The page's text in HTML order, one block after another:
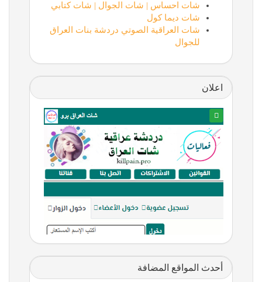
شات احساس | شات الجوال | شات كتابي
شات ديما كول
شات العراقية الصوتي دردشة بنات العراق
للجوال
اعلان
أحدث المواقع المضافة